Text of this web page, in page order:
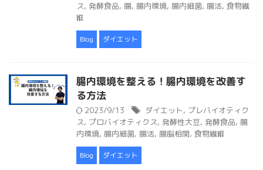
ス, 発酵食品, 腸, 腸内環境, 腸内細菌, 腸活, 食物繊
維
Blog ダイエット
腸内環境を整える！腸内環境を改善す
る方法
2023/9/13 ダイエット, プレバイオティク
ス, プロバイオティクス, 発酵性大豆, 発酵食品, 腸
内環境, 腸内細菌, 腸活, 腸脳相関, 食物繊維
Blog ダイエット